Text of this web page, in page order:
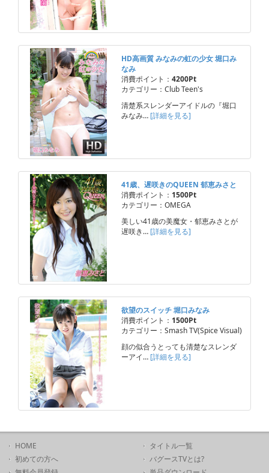
HD高画質 みなみの虹の少女 堀口み
なみ
消費ポイント： 4200Pt
カテゴリー：Club Teen's
清楚系スレンダーアイドルの『堀口
みなみ… [詳細を見る]
41歳、遅咲きのQUEEN 郁恵みさと
消費ポイント： 1500Pt
カテゴリー：OMEGA
美しい41歳の美魔女・郁恵みさとが
遅咲き… [詳細を見る]
欲望のスイッチ 堀口みなみ
消費ポイント： 1500Pt
カテゴリー：Smash TV(Spice Visual)
顔の似合うとっても清楚なスレンダ
ーアイ… [詳細を見る]
HOME
初めての方へ
タイトル一覧
バグースTVとは?